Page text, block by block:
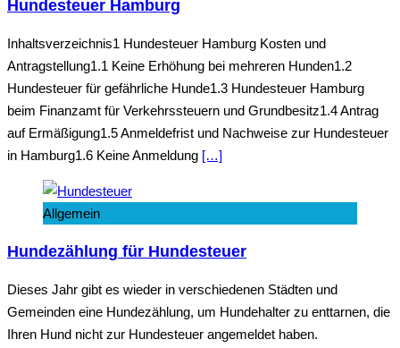
Hundesteuer Hamburg
Inhaltsverzeichnis1 Hundesteuer Hamburg Kosten und
Antragstellung1.1 Keine Erhöhung bei mehreren Hunden1.2
Hundesteuer für gefährliche Hunde1.3 Hundesteuer Hamburg
beim Finanzamt für Verkehrssteuern und Grundbesitz1.4 Antrag
auf Ermäßigung1.5 Anmeldefrist und Nachweise zur Hundesteuer
in Hamburg1.6 Keine Anmeldung […]
Allgemein
Hundezählung für Hundesteuer
Dieses Jahr gibt es wieder in verschiedenen Städten und
Gemeinden eine Hundezählung, um Hundehalter zu enttarnen, die
Ihren Hund nicht zur Hundesteuer angemeldet haben.